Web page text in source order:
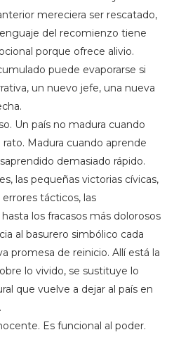
mereciera ser rescatado,
del recomienzo tiene
porque ofrece alivio.
puede evaporarse si
un nuevo jefe, una nueva
Un país no madura cuando
Madura cuando aprende
demasiado rápido.
las pequeñas victorias cívicas,
errores tácticos, las
los fracasos más dolorosos
al basurero simbólico cada
promesa de reinicio. Allí está la
lo vivido, se sustituye lo
que vuelve a dejar al país en
Es funcional al poder.